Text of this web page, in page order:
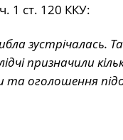
1 ст. 120 ККУ:
зустрічалась.
призначили
та оголошення